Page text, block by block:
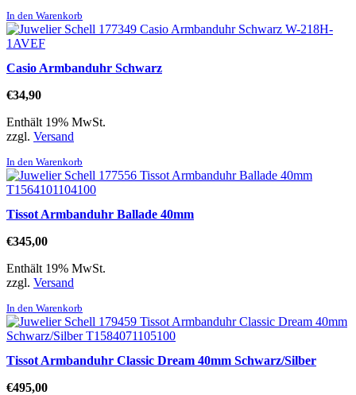
In den Warenkorb
Casio Armbanduhr Schwarz
€34,90
Enthält 19% MwSt.
zzgl. Versand
In den Warenkorb
Tissot Armbanduhr Ballade 40mm
€345,00
Enthält 19% MwSt.
zzgl. Versand
In den Warenkorb
Tissot Armbanduhr Classic Dream 40mm Schwarz/Silber
€495,00